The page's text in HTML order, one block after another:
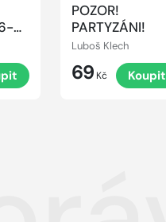
POZOR!
PARTYZÁNI!
Luboš Klech
69 Kč Koupit